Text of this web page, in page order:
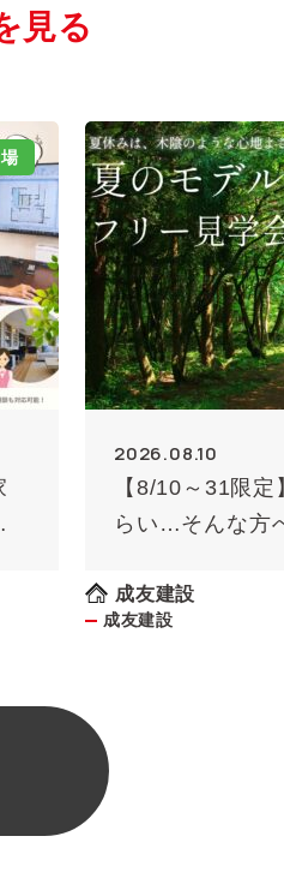
見る
2026.08.10
【8/10～31限
らい…そんな方
成友建設
成友建設